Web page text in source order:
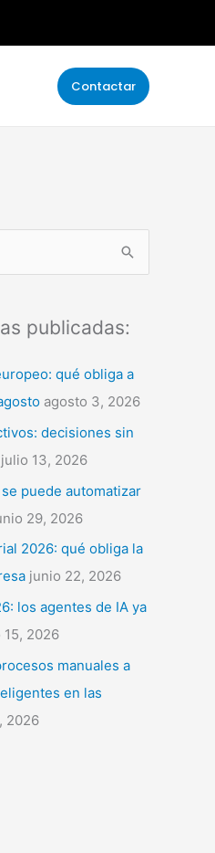
Contactar
publicadas:
qué obliga a
agosto 3, 2026
decisiones sin
julio 13, 2026
puede automatizar
29, 2026
2026: qué obliga la
junio 22, 2026
los agentes de IA ya
15, 2026
manuales a
en las
2026